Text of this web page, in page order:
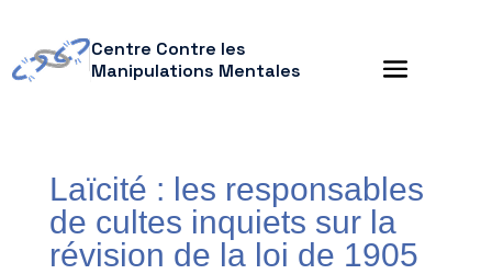
Centre Contre les
Manipulations Mentales
Laïcité : les responsables
de cultes inquiets sur la
révision de la loi de 1905